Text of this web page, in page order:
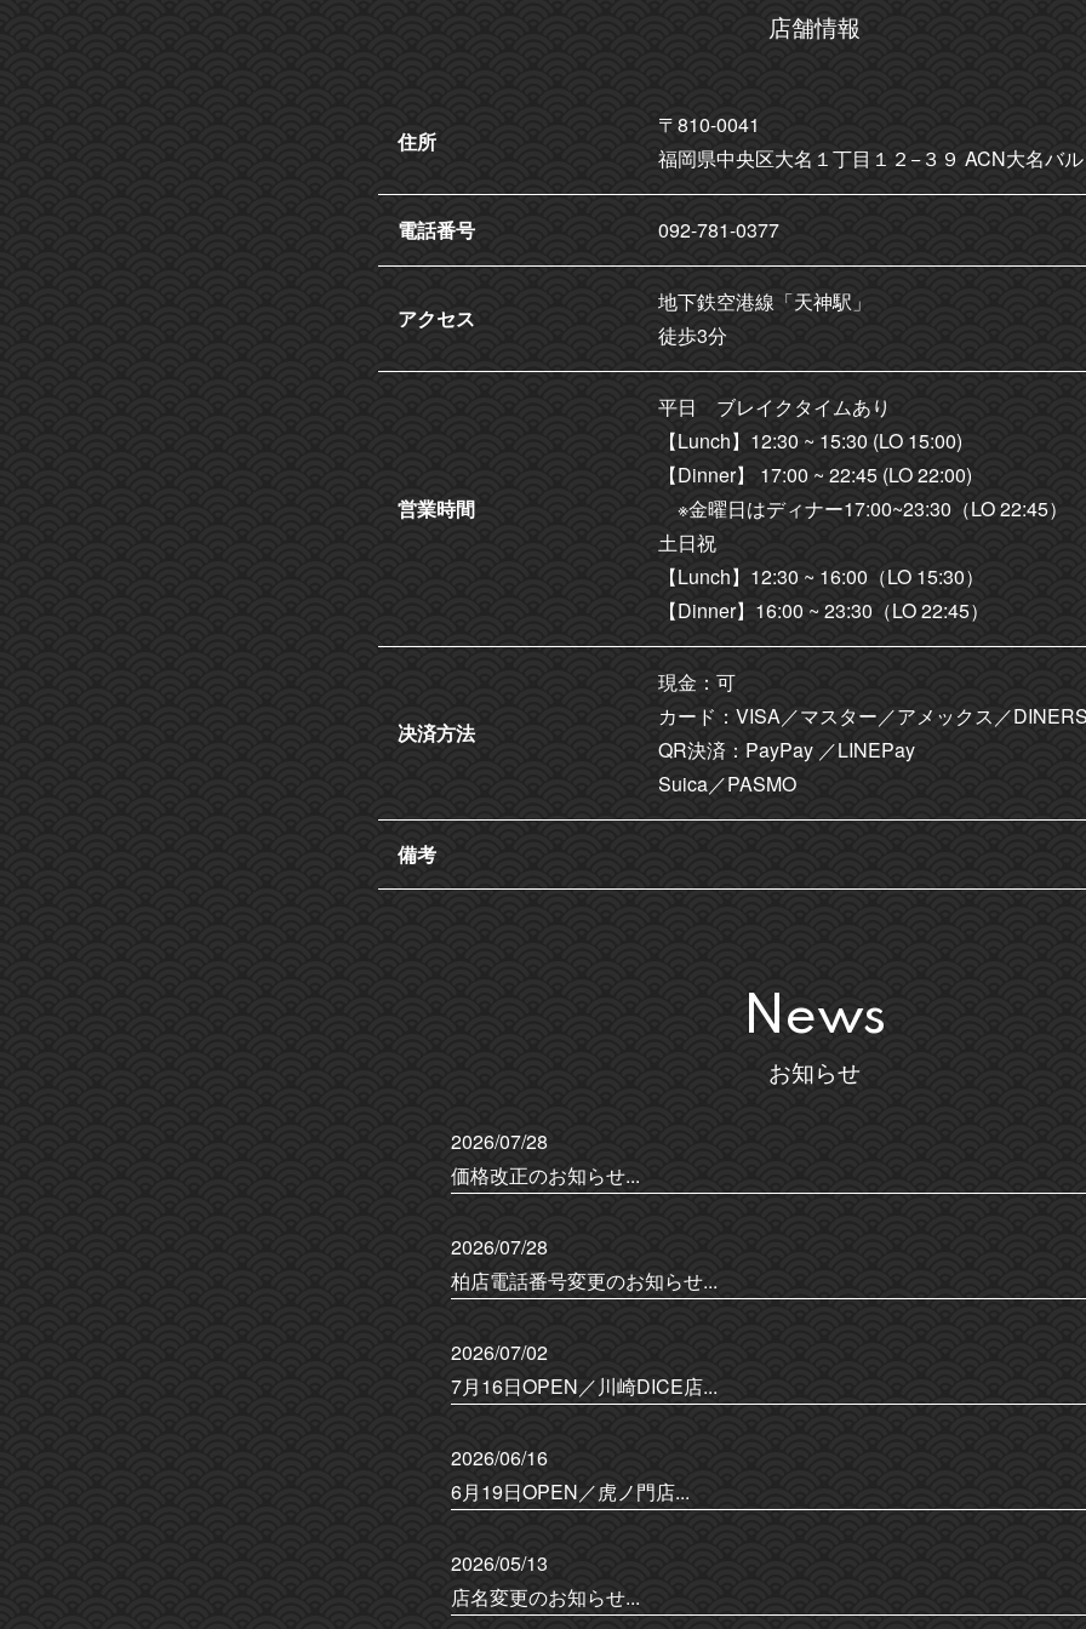
店舗情報
住所
〒810-0041
福岡県中央区大名１丁目１２−３９ ACN大名バ
電話番号 092-781-0377
アクセス
地下鉄空港線「天神駅」
徒歩3分
営業時間
平日 ブレイクタイムあり
【Lunch】12:30 ~ 15:30 (LO 15:00)
【Dinner】 17:00 ~ 22:45 (LO 22:00)
※金曜日はディナー17:00~23:30（LO 22:45）
土日祝
【Lunch】12:30 ~ 16:00（LO 15:30）
【Dinner】16:00 ~ 23:30（LO 22:45）
决済方法
現金：可
カード：VISA／マスター／アメックス／
QR決済：PayPay ／LINEPay
Suica／PASMO
備考
News
お知らせ
2026/07/28
価格改正のお知らせ...
2026/07/28
柏店電話番号変更のお知らせ...
2026/07/02
7月16日OPEN／川崎DICE店...
2026/06/16
6月19日OPEN／虎ノ門店...
2026/05/13
店名変更のお知らせ...